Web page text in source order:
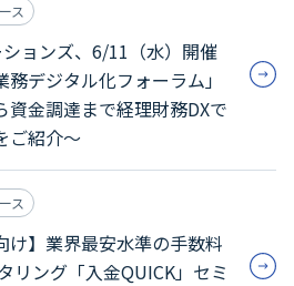
ス
ョンズ、6/11（水）開催
デジタル化フォーラム」
資金調達まで経理財務DXで
ご紹介～
ス
け】業界最安水準の手数料
リング「入金QUICK」セミ